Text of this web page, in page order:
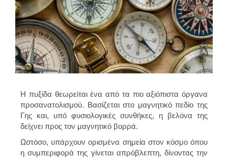
Η πυξίδα θεωρείται ένα από τα πιο αξιόπιστα όργανα
προσανατολισμού. Βασίζεται στο μαγνητικό πεδίο της
Γης και, υπό φυσιολογικές συνθήκες, η βελόνα της
δείχνει προς τον μαγνητικό βορρά.
Ωστόσο, υπάρχουν ορισμένα σημεία στον κόσμο όπου
η συμπεριφορά της γίνεται απρόβλεπτη, δίνοντας την